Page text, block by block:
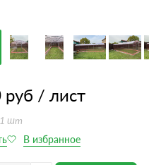
руб / лист
1 шт